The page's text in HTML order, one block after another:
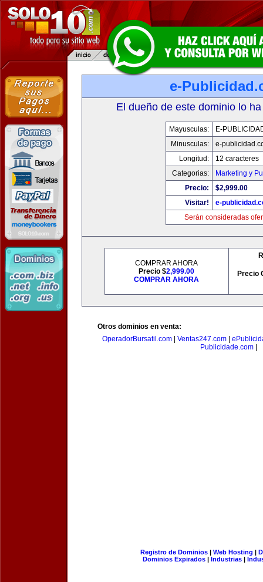
e-
El dueño de este dominio lo
Mayusculas:
E-
Minusculas:
e-
Longitud:
12 caracteres
Categorias:
Marketing y
Precio:
$2,999.00
Visitar!
e-
Serán consideradas
COMPRAR AHORA
Precio $2,999.00
COMPRAR AHORA
Precio
Otros dominios en venta:
OperadorBursatil.com
Ventas247.com
Publicidade.com|
Registro de Dominios| Web Hosting |
Dominios Expirados | Industrias |